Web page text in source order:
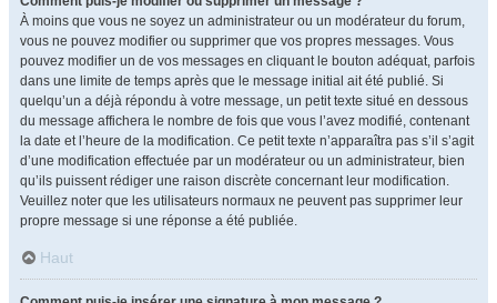
À moins que vous ne soyez un administrateur ou un modérateur du forum,
vous ne pouvez modifier ou supprimer que vos propres messages. Vous
pouvez modifier un de vos messages en cliquant le bouton adéquat, parfois
dans une limite de temps après que le message initial ait été publié. Si
quelqu’un a déjà répondu à votre message, un petit texte situé en dessous
du message affichera le nombre de fois que vous l’avez modifié, contenant
la date et l’heure de la modification. Ce petit texte n’apparaîtra pas s’il s’agit
d’une modification effectuée par un modérateur ou un administrateur, bien
qu’ils puissent rédiger une raison discrète concernant leur modification.
Veuillez noter que les utilisateurs normaux ne peuvent pas supprimer leur
propre message si une réponse a été publiée.
Haut